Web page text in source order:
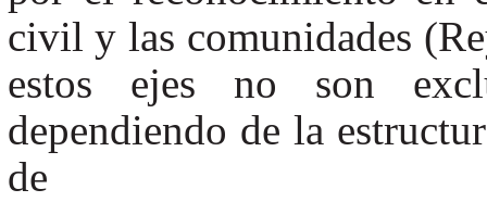
civil y las comunidades
estos ejes no son
dependiendo de la
de